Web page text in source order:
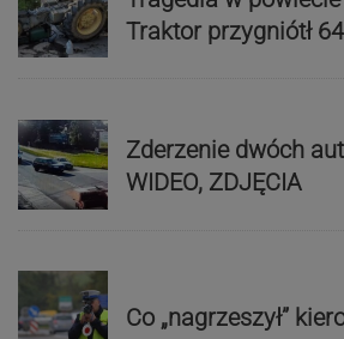
Traktor przygniótł
Zderzenie dwóch
WIDEO, ZDJĘCIA
Co „nagrzeszył”